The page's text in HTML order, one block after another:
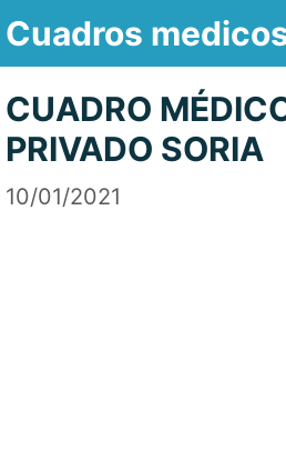
Saltar
contenido
Cuadros
CUADRO
PRIVADO SORIA
10/01/2021